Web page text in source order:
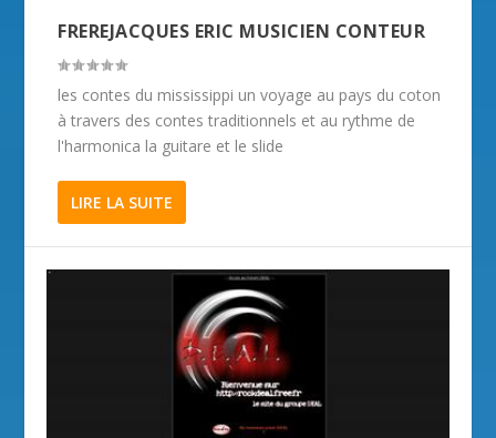
FREREJACQUES ERIC MUSICIEN CONTEUR
les contes du mississippi un voyage au pays du coton
à travers des contes traditionnels et au rythme de
l'harmonica la guitare et le slide
LIRE LA SUITE